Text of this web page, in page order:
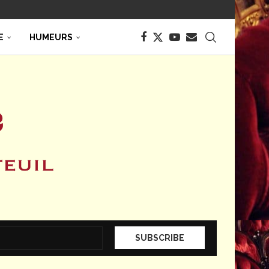
HUMEURS